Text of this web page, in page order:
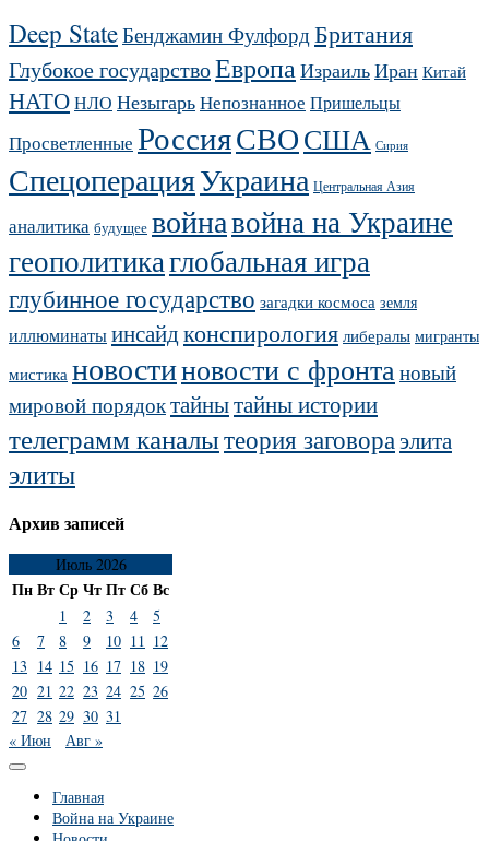
Deep StateБенджамин ФулфордБритания
Глубокое государствоЕвропаИзраильИран Китай
НАТОНЛО НезыгарьНепознанное Пришельцы
Просветленные РоссияСВОСША Сирия
СпецоперацияУкраина Центральная Азия
аналитика будущее войнавойна на Украине
геополитикаглобальная игра
глубинное государство загадки космоса земля
иллюминатыинсайдконспирология либералы мигранты
мистика новостиновости с фронтановый
мировой порядоктайнытайны истории
телеграмм каналытеория заговораэлита
элиты
Архив записей
Июль 2026
ПнВтСрЧтПтСбВс
1 2 3 4
5
6
7 8 9 10 11 12
13 14 15 16 17 18 19
20 21 22 23 24 25 26
27 28 29 30 31
« Июн
Авг »
Главная
Война на Украине